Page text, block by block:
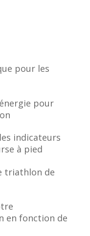
pour les
pour
indicateurs
à pied
triathlon de
en fonction de